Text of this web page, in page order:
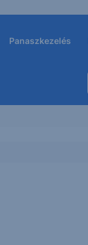
Panaszkezelés